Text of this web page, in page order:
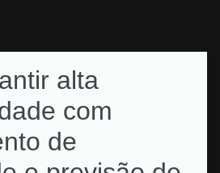
alta
com
de